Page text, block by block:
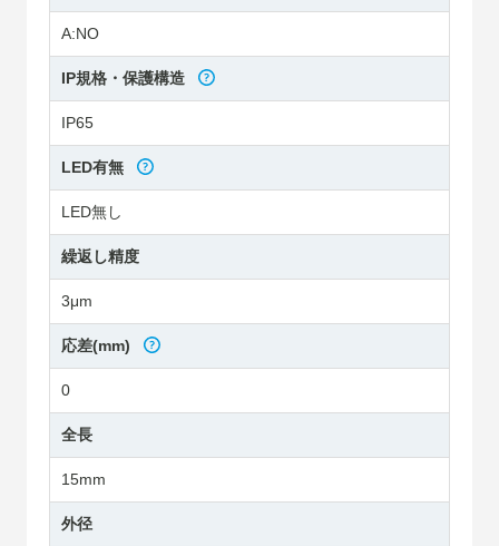
A:NO
IP規格・保護構造
IP65
LED有無
LED無し
繰返し精度
3μm
応差(mm)
0
全長
15mm
外径